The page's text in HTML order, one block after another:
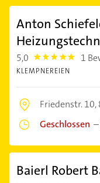
Anton
5,0 5.0 1
KLEMPNEREIEN
Friedenstr. 10,
Geschlossen –
Baierl Robert